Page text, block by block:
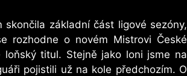
základní část ligové sezóny,
rozhodne o novém Mistrovi České
loňský titul. Stejně jako loni jsme na
pojistili už na kole předchozím. O